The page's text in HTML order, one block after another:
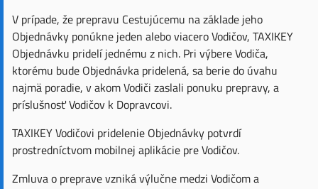
V prípade, že prepravu Cestujúcemu na základe jeho
Objednávky ponúkne jeden alebo viacero Vodičov, TAXIKEY
Objednávku pridelí jednému z nich. Pri výbere Vodiča,
ktorému bude Objednávka pridelená, sa berie do úvahu
najmä poradie, v akom Vodiči zaslali ponuku prepravy, a
príslušnosť Vodičov k Dopravcovi.
TAXIKEY Vodičovi pridelenie Objednávky potvrdí
prostredníctvom mobilnej aplikácie pre Vodičov.
Zmluva o preprave vzniká výlučne medzi Vodičom a